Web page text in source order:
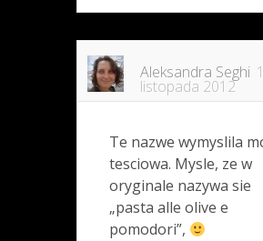
Aleksandra Seghi
listopada 2012
Te nazwe wymyslila
tesciowa. Mysle, ze w
oryginale nazywa sie
„pasta alle olive e
pomodori”,